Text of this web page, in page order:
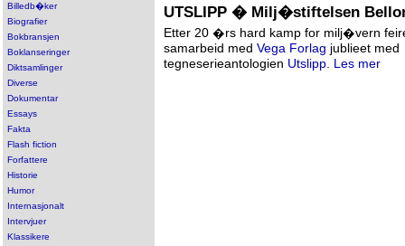
Billedb�ker
Biografier
Bokbransjen
Boklanseringer
Diktsamlinger
Diverse
Dokumentar
Essays
Fakta
Flash fiction
Forfattere
Historie
Humor
Internasjonalt
Intervjuer
Klassikere
UTSLIPP � Milj�stiftelsen
Etter 20 �rs hard kamp for milj�vern
samarbeid med Vega Forlag jublieet med
tegneserieantologien Utslipp. Les mer